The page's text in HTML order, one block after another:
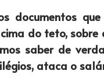
documentos
do teto, sobre
saber de
ataca o